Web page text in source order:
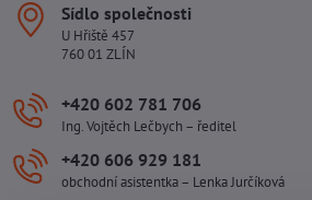
Sídlo společnosti
U Hřiště 457
760 01 ZLÍN
+420 602 781 706
Ing. Vojtěch Lečbych – ředitel
+420 606 929 181
obchodní asistentka – Lenka Jurčíková